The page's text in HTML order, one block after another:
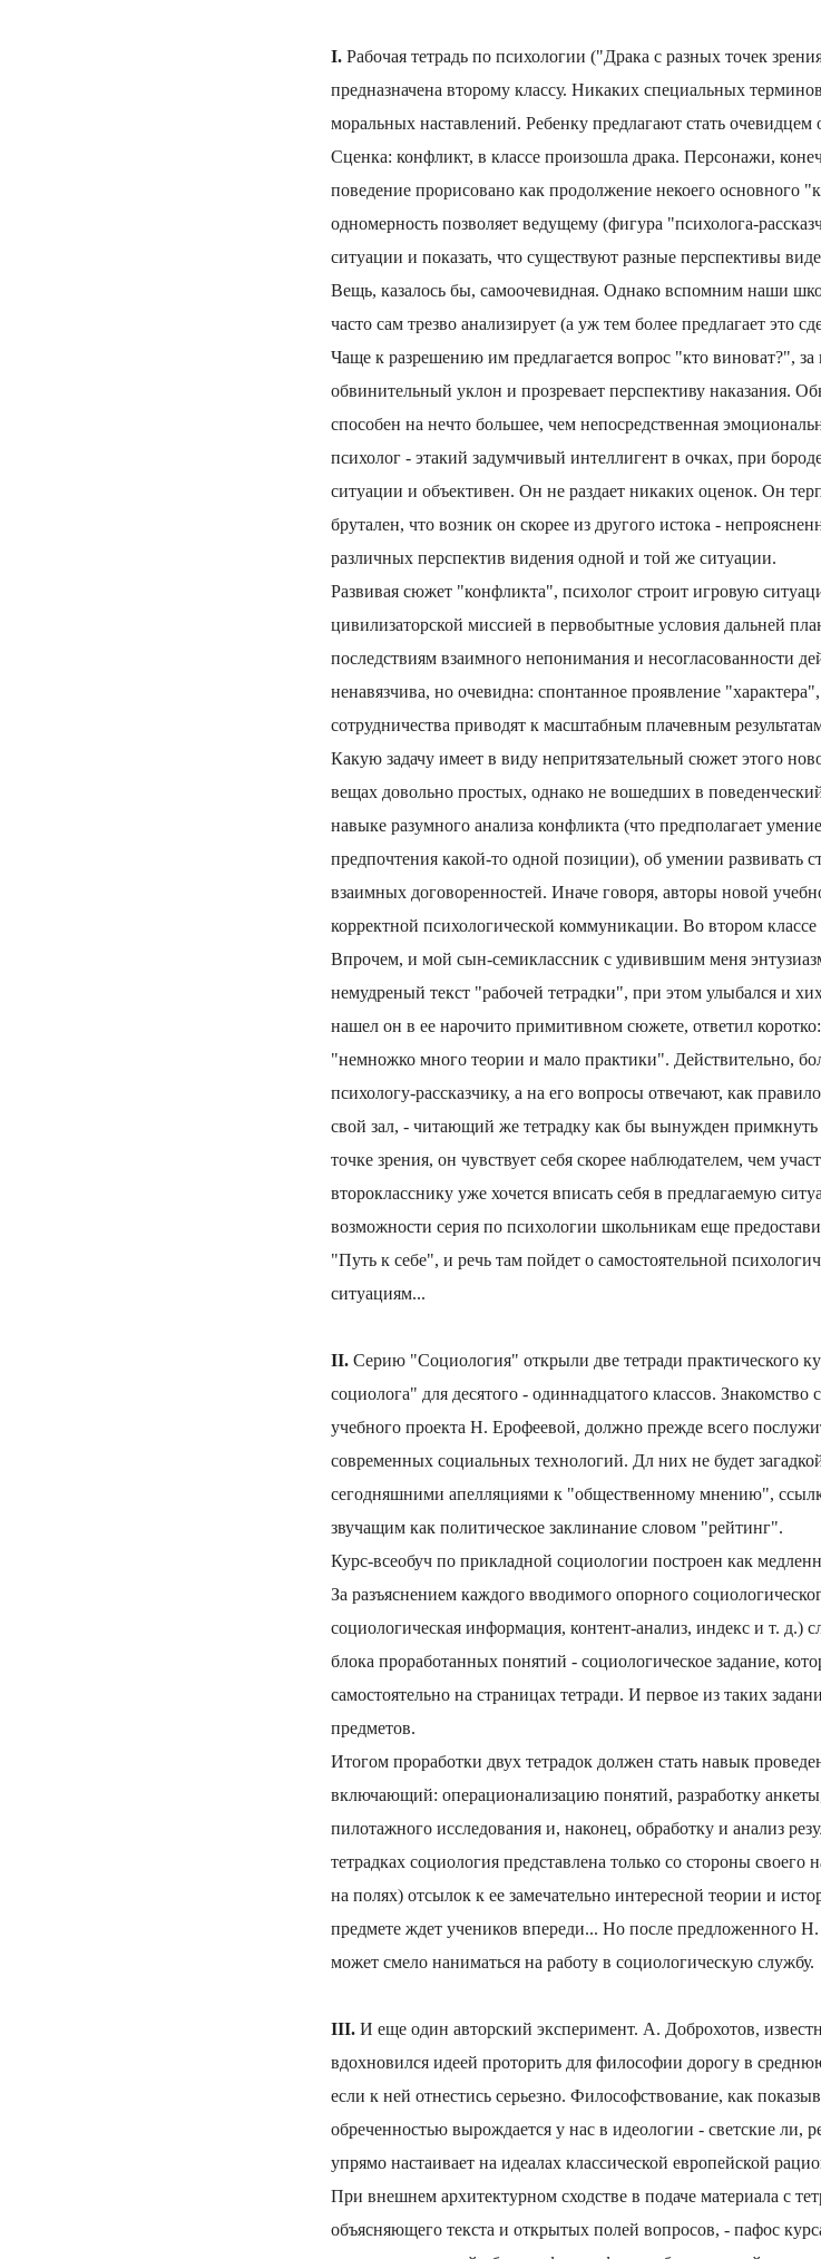
I. Рабочая тетрадь по психологии ("Драка с разных точек
предназначена второму классу. Никаких специальных
моральных наставлений. Ребенку предлагают стать
Сценка: конфликт, в классе произошла драка. Персонажи,
поведение прорисовано как продолжение некоего основного
одномерность позволяет ведущему (фигура "психолога-
ситуации и показать, что существуют разные перспективы
Вещь, казалось бы, самоочевидная. Однако вспомним наши
часто сам трезво анализирует (а уж тем более предлагает это
Чаще к разрешению им предлагается вопрос "кто виноват?",
обвинительный уклон и прозревает перспективу наказания.
способен на нечто большее, чем непосредственная
психолог - этакий задумчивый интеллигент в очках, при
ситуации и объективен. Он не раздает никаких оценок. Он
брутален, что возник он скорее из другого истока -
различных перспектив видения одной и той же ситуации.
Развивая сюжет "конфликта", психолог строит игровую
цивилизаторской миссией в первобытные условия дальней
последствиям взаимного непонимания и несогласованности
ненавязчива, но очевидна: спонтанное проявление
сотрудничества приводят к масштабным плачевным
Какую задачу имеет в виду непритязательный сюжет этого
вещах довольно простых, однако не вошедших в
навыке разумного анализа конфликта (что предполагает
предпочтения какой-то одной позиции), об умении развивать
взаимных договоренностей. Иначе говоря, авторы новой
корректной психологической коммуникации. Во втором классе
Впрочем, и мой сын-семиклассник с удивившим меня
немудреный текст "рабочей тетрадки", при этом улыбался и
нашел он в ее нарочито примитивном сюжете, ответил
"немножко много теории и мало практики". Действительно,
психологу-рассказчику, а на его вопросы отвечают, как
свой зал, - читающий же тетрадку как бы вынужден
точке зрения, он чувствует себя скорее наблюдателем, чем
второкласснику уже хочется вписать себя в предлагаемую
возможности серия по психологии школьникам еще
"Путь к себе", и речь там пойдет о самостоятельной
ситуациям...
II. Серию "Социология" открыли две тетради практического
социолога" для десятого - одиннадцатого классов.
учебного проекта Н. Ерофеевой, должно прежде всего
современных социальных технологий. Дл них не будет
сегодняшними апелляциями к "общественному мнению",
звучащим как политическое заклинание словом "рейтинг".
Курс-всеобуч по прикладной социологии построен как
За разъяснением каждого вводимого опорного
социологическая информация, контент-анализ, индекс и т. д.)
блока проработанных понятий - социологическое задание,
самостоятельно на страницах тетради. И первое из таких
предметов.
Итогом проработки двух тетрадок должен стать навык
включающий: операционализацию понятий, разработку
пилотажного исследования и, наконец, обработку и анализ
тетрадках социология представлена только со стороны своего
на полях) отсылок к ее замечательно интересной теории и
предмете ждет учеников впереди... Но после предложенного
может смело наниматься на работу в социологическую службу.
III. И еще один авторский эксперимент. А. Доброхотов,
вдохновился идеей проторить для философии дорогу в
если к ней отнестись серьезно. Философствование, как
обреченностью вырождается у нас в идеологии - светские ли,
упрямо настаивает на идеалах классической европейской
При внешнем архитектурном сходстве в подаче материала с
объясняющего текста и открытых полей вопросов, - пафос